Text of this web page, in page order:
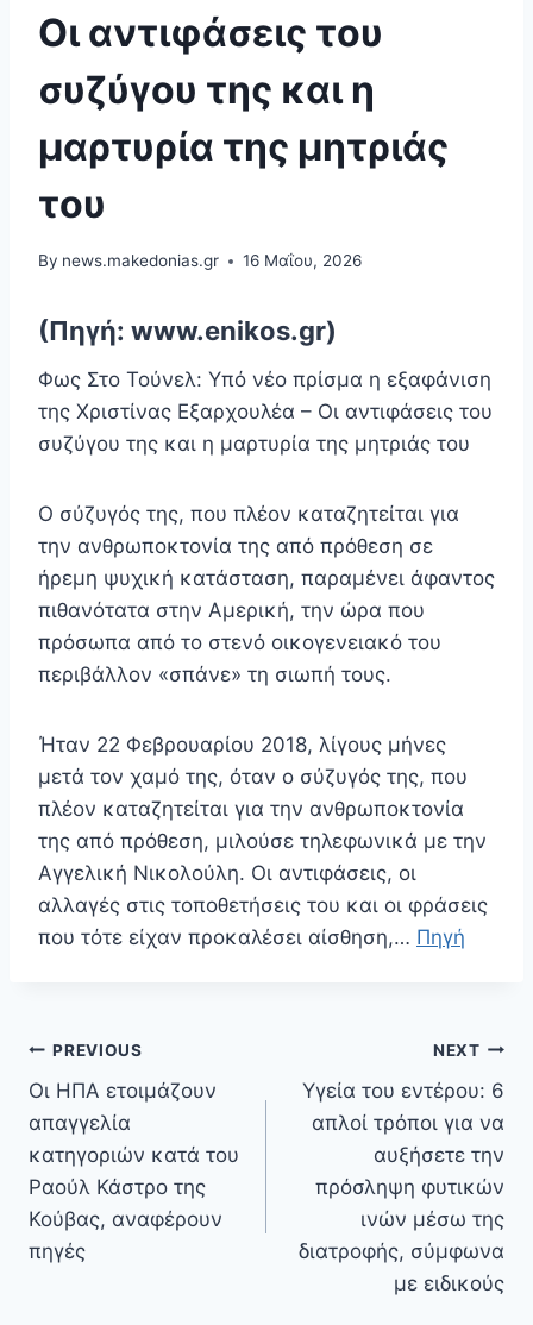
Οι αντιφάσεις του
συζύγου της και η
μαρτυρία της μητριάς
του
By news.makedonias.gr 16 Μαΐου, 2026
(Πηγή: www.enikos.gr)
Φως Στο Τούνελ: Υπό νέο πρίσμα η εξαφάνιση
της Χριστίνας Εξαρχουλέα – Οι αντιφάσεις του
συζύγου της και η μαρτυρία της μητριάς του
Ο σύζυγός της, που πλέον καταζητείται για
την ανθρωποκτονία της από πρόθεση σε
ήρεμη ψυχική κατάσταση, παραμένει άφαντος
πιθανότατα στην Αμερική, την ώρα που
πρόσωπα από το στενό οικογενειακό του
περιβάλλον «σπάνε» τη σιωπή τους.
Ήταν 22 Φεβρουαρίου 2018, λίγους μήνες
μετά τον χαμό της, όταν ο σύζυγός της, που
πλέον καταζητείται για την ανθρωποκτονία
της από πρόθεση, μιλούσε τηλεφωνικά με την
Αγγελική Νικολούλη. Οι αντιφάσεις, οι
αλλαγές στις τοποθετήσεις του και οι φράσεις
που τότε είχαν προκαλέσει αίσθηση,… Πηγή
Πλοήγηση
άρθρων
PREVIOUS
Οι ΗΠΑ ετοιμάζουν
απαγγελία
κατηγοριών κατά του
Ραούλ Κάστρο της
Κούβας, αναφέρουν
πηγές
NEXT
Υγεία του εντέρου: 6
απλοί τρόποι για να
αυξήσετε την
πρόσληψη φυτικών
ινών μέσω της
διατροφής, σύμφωνα
με ειδικούς